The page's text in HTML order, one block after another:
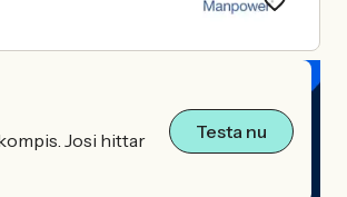
Josi hittar
Testa nu